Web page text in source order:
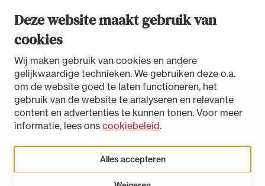
Deze website maakt gebruik van
cookies
Wij maken gebruik van cookies en andere
gelijkwaardige technieken. We gebruiken deze o.a.
om de website goed te laten functioneren, het
gebruik van de website te analyseren en relevante
content en advertenties te kunnen tonen. Voor meer
informatie, lees ons cookiebeleid.
Alles accepteren
2500 GW Den Haag
Toegankelijkheidsverklaring
Disclaimer